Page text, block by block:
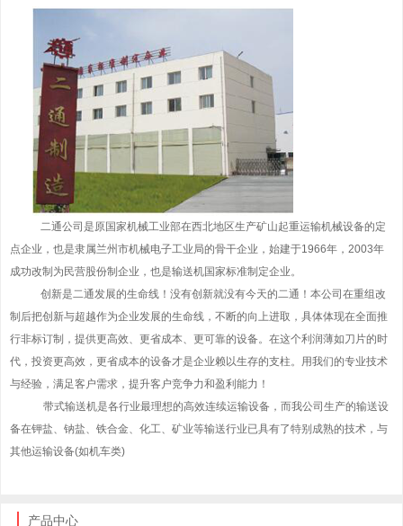
二通公司是原国家机械工业部在西北地区生产矿山起重运输机械设备的定
点企业，也是隶属兰州市机械电子工业局的骨干企业，始建于1966年，2003年
成功改制为民营股份制企业，也是输送机国家标准制定企业。
创新是二通发展的生命线！没有创新就没有今天的二通！本公司在重组改
制后把创新与超越作为企业发展的生命线，不断的向上进取，具体体现在全面推
行非标订制，提供更高效、更省成本、更可靠的设备。在这个利润薄如刀片的时
代，投资更高效，更省成本的设备才是企业赖以生存的支柱。用我们的专业技术
与经验，满足客户需求，提升客户竞争力和盈利能力！
带式输送机是各行业最理想的高效连续运输设备，而我公司生产的输送设
备在钾盐、钠盐、铁合金、化工、矿业等输送行业已具有了特别成熟的技术，与
其他运输设备(如机车类)
产品中心